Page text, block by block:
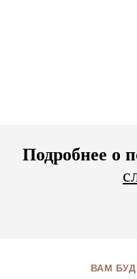
Подробнее о
ВАМ